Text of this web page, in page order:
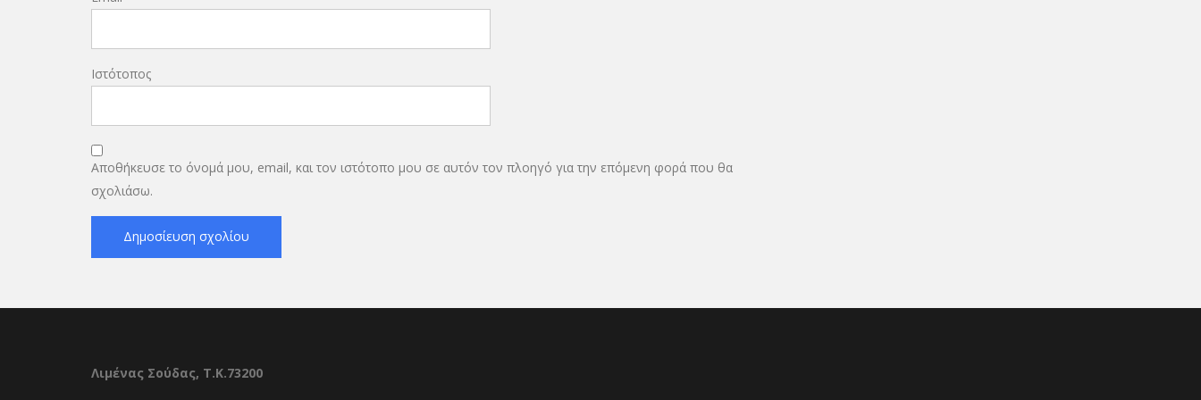
Ιστότοπος
Αποθήκευσε το όνομά μου, email, και τον ιστότοπο μου σε αυτόν τον πλοηγό για την επόμενη φορά που θα
σχολιάσω.
Λιμένας Σούδας, Τ.Κ.73200